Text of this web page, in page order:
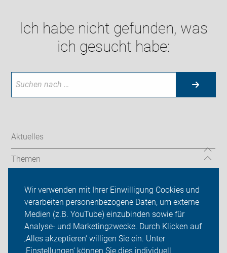
Wir verwenden mit Ihrer Einwilligung Cookies und
verarbeiten personenbezogene Daten, um externe
Medien (z.B. YouTube) einzubinden sowie für
Analyse- und Marketingzwecke. Durch Klicken auf
‚Alles akzeptieren‘ willigen Sie ein. Unter
‚Einstellungen‘ können Sie dies individuell
Ich habe nicht gefunden, was
ich gesucht habe:
Aktuelles
Themen
ADFC Selm
Sei dabei
Presse